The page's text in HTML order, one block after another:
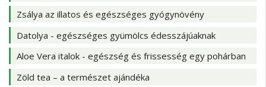
Zsálya az illatos és egészséges gyógynövény
Datolya - egészséges gyümölcs édesszájúaknak
Aloe Vera italok - egészség és frissesség egy pohárban
Zöld tea – a természet ajándéka